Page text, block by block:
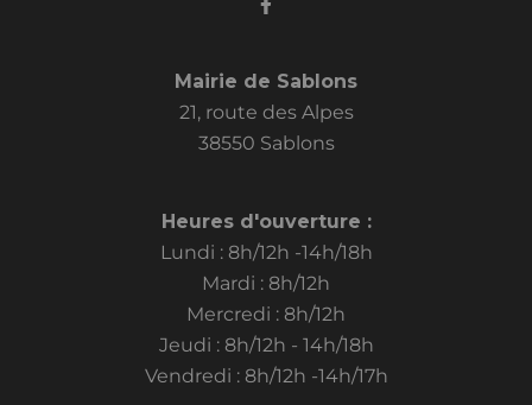
Mairie de Sablons
21, route des Alpes
38550 Sablons
Heures d'ouverture :
Lundi : 8h/12h -14h/18h
Mardi : 8h/12h
Mercredi : 8h/12h
Jeudi : 8h/12h - 14h/18h
Vendredi : 8h/12h -14h/17h